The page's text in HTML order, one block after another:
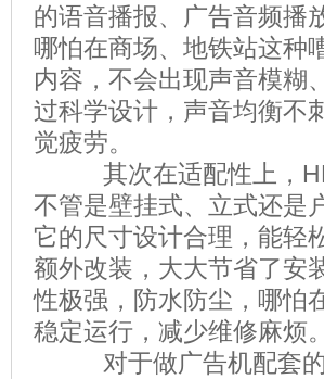
的语音播报、广告音频播
哪怕在商场、地铁站这种
内容，不会出现声音模糊
过科学设计，声音均衡不
觉疲劳。
其次在适配性上，HK
不管是壁挂式、立式还是
它的尺寸设计合理，能轻
额外改装，大大节省了安
性极强，防水防尘，哪怕
稳定运行，减少维修麻烦。
对于做广告机配套的